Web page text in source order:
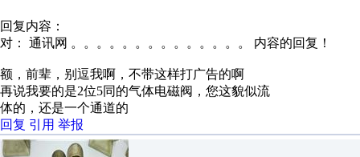
回复内容：
对： 通讯网 。。。。。。。。。。。。。。 内容的回复！
额，前辈，别逗我啊，不带这样打广告的啊
再说我要的是2位5同的气体电磁阀，您这貌似流
体的，还是一个通道的
回复 引用 举报